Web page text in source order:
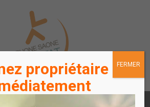
propriétaire
FERMER